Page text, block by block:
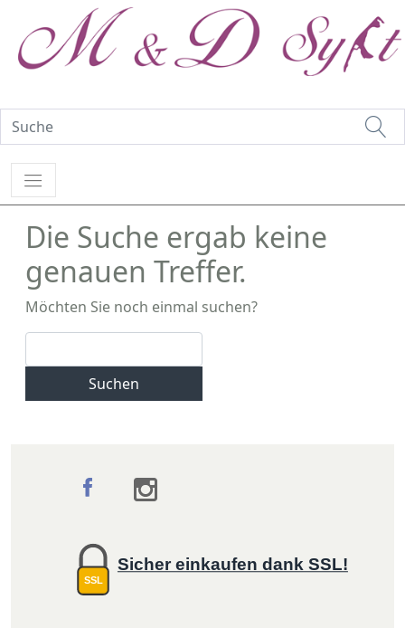
Die Suche ergab keine
genauen Treffer.
Möchten Sie noch einmal suchen?
Suchen
SSL
Sicher einkaufen dank SSL!